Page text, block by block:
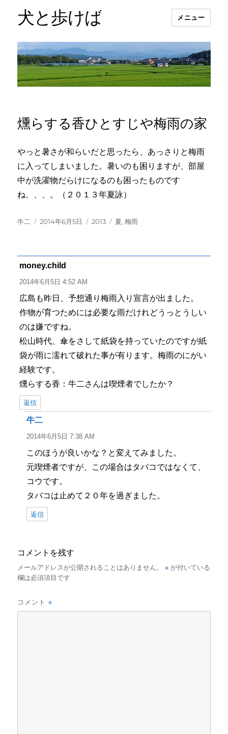
犬と歩けば メニュー
燻らする香ひとすじや梅雨の家
やっと暑さが和らいだと思ったら、あっさりと梅雨
に入ってしまいました。暑いのも困りますが、部屋
中が洗濯物だらけになるのも困ったものです
ね、、、。（２０１３年夏詠）
投
牛二
投
2014年6月5日
カ
2013
タ
夏,梅雨
money.child
り:
2014年6月5日 4:52 AM
広島も昨日、予想通り梅雨入り宣言が出ました。
作物が育つためには必要な雨だけれどうっとうしい
のは嫌ですね。
松山時代、傘をさして紙袋を持っていたのですが紙
袋が雨に濡れて破れた事が有ります。梅雨のにがい
経験です。
燻らする香：牛二さんは喫煙者でしたか？
返信
牛二よ
り:
2014年6月5日 7:38 AM
このほうが良いかな？と変えてみました。
元喫煙者ですが、この場合はタバコではなくて、
コウです。
タバコは止めて２０年を過ぎました。
返信
コメントを残す
メールアドレスが公開されることはありません。 ※ が付いている
欄は必須項目です
コメント※